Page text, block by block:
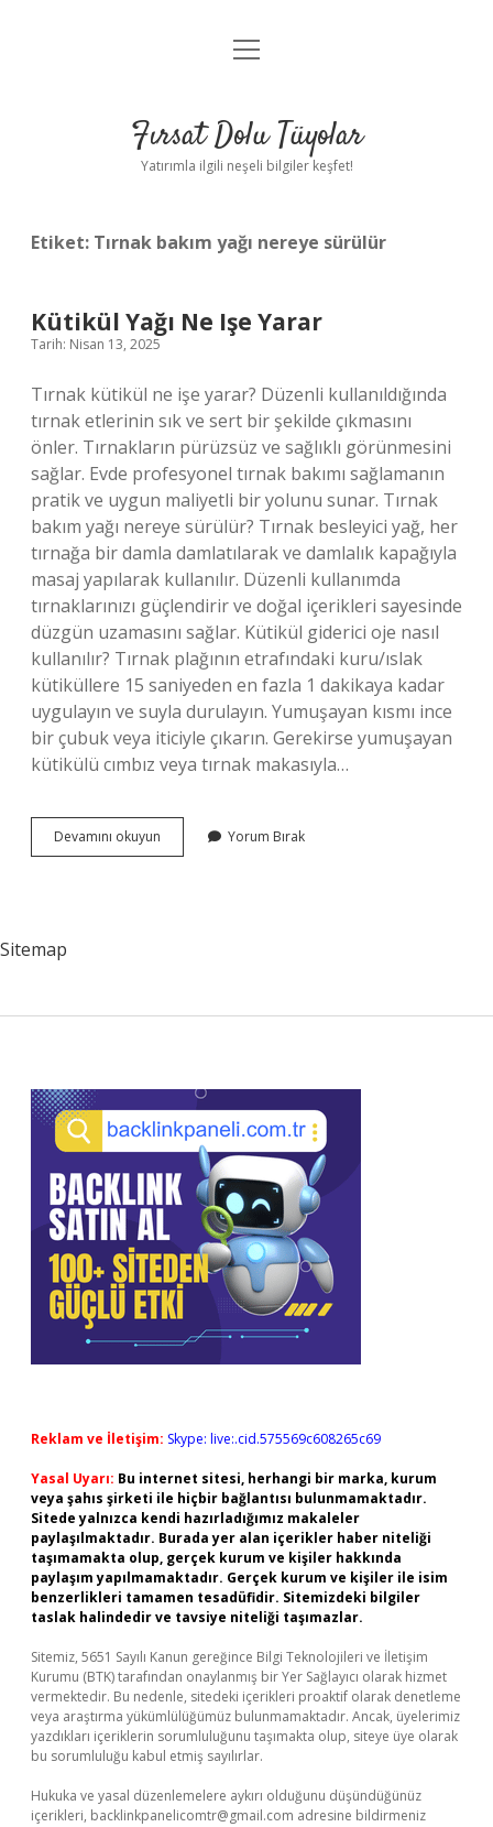
Gizlilik Politikası
Yasal Uyarı
menüyü
Fırsat Dolu Tüyolar
Yatırımla ilgili neşeli bilgiler keşfet!
Etiket: Tırnak bakım yağı nereye sürülür
Kütikül Yağı Ne Işe Yarar
Tarih: Nisan 13, 2025
Tırnak kütikül ne işe yarar? Düzenli kullanıldığında
tırnak etlerinin sık ve sert bir şekilde çıkmasını
önler. Tırnakların pürüzsüz ve sağlıklı görünmesini
sağlar. Evde profesyonel tırnak bakımı sağlamanın
pratik ve uygun maliyetli bir yolunu sunar. Tırnak
bakım yağı nereye sürülür? Tırnak besleyici yağ, her
tırnağa bir damla damlatılarak ve damlalık kapağıyla
masaj yapılarak kullanılır. Düzenli kullanımda
tırnaklarınızı güçlendirir ve doğal içerikleri sayesinde
düzgün uzamasını sağlar. Kütikül giderici oje nasıl
kullanılır? Tırnak plağının etrafındaki kuru/ıslak
kütiküllere 15 saniyeden en fazla 1 dakikaya kadar
uygulayın ve suyla durulayın. Yumuşayan kısmı ince
bir çubuk veya iticiyle çıkarın. Gerekirse yumuşayan
kütikülü cımbız veya tırnak makasıyla…
Devamını okuyun
Yağı
Yorum Bırak
Sitemap
Sidebar
Reklam ve İletişim: Skype: live:.cid.575569c608265c69
Yasal Uyarı: Bu internet sitesi, herhangi bir marka, kurum
veya şahıs şirketi ile hiçbir bağlantısı bulunmamaktadır.
Sitede yalnızca kendi hazırladığımız makaleler
paylaşılmaktadır. Burada yer alan içerikler haber niteliği
taşımamakta olup, gerçek kurum ve kişiler hakkında
paylaşım yapılmamaktadır. Gerçek kurum ve kişiler ile isim
benzerlikleri tamamen tesadüfidir. Sitemizdeki bilgiler
taslak halindedir ve tavsiye niteliği taşımazlar.
Sitemiz, 5651 Sayılı Kanun gereğince Bilgi Teknolojileri ve İletişim
Kurumu (BTK) tarafından onaylanmış bir Yer Sağlayıcı olarak hizmet
vermektedir. Bu nedenle, sitedeki içerikleri proaktif olarak denetleme
veya araştırma yükümlülüğümüz bulunmamaktadır. Ancak, üyelerimiz
yazdıkları içeriklerin sorumluluğunu taşımakta olup, siteye üye olarak
bu sorumluluğu kabul etmiş sayılırlar.
Hukuka ve yasal düzenlemelere aykırı olduğunu düşündüğünüz
içerikleri, backlinkpanelicomtr@gmail.com adresine bildirmeniz